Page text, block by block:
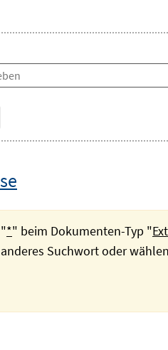
*" beim Dokumenten-Typ "
Suchwort oder